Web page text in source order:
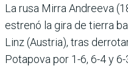
La rusa Mirra Andreeva
estrenó la gira de tierra
Linz (Austria), tras
Pota­pova por 1-6, 6-4 y 6-